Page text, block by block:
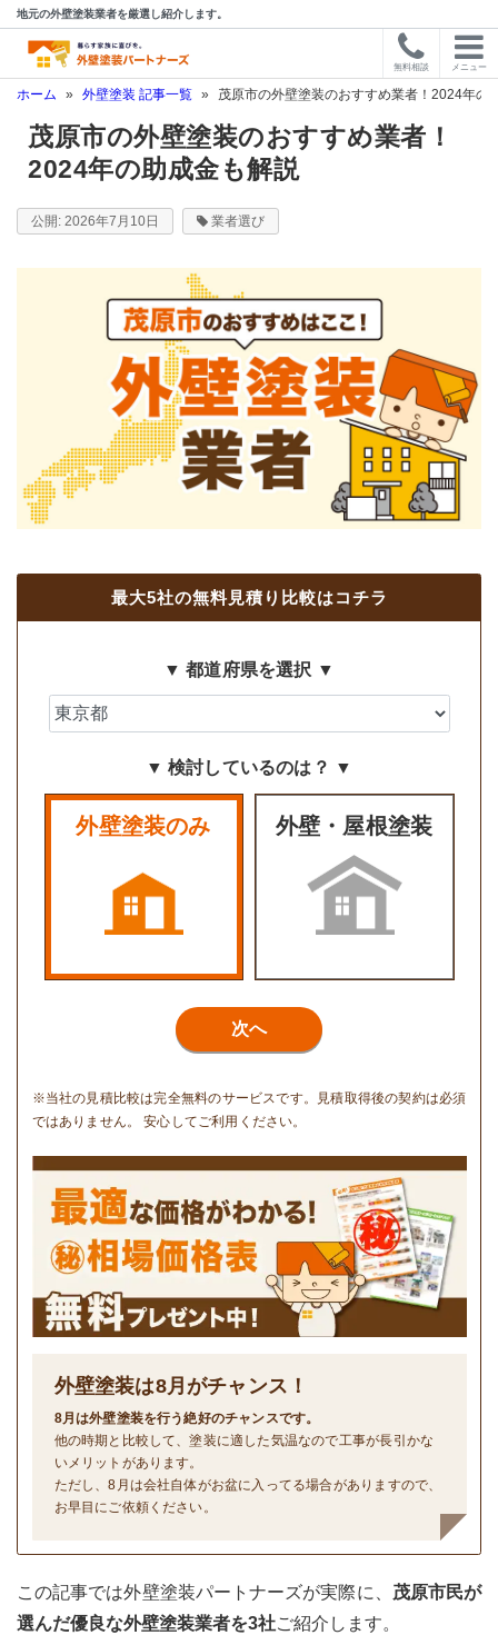
地元の外壁塗装業者を厳選し紹介します。
無料相談 メニュー
ホーム » 外壁塗装 記事一覧 » 茂原市の外壁塗装のおすすめ業者！2024年の
茂原市の外壁塗装のおすすめ業者！
2024年の助成金も解説
2026年7月10日 業者選び
最大5社の無料見積り比較はコチラ
▼ 都道府県を選択 ▼
▼ 検討しているのは？ ▼
外壁塗装のみ 外壁・屋根塗装
次へ
※当社の見積比較は完全無料のサービスです。見積取得後の契約は必須
ではありません。 安心してご利用ください。
外壁塗装は8月がチャンス！
8月は外壁塗装を行う絶好のチャンスです。
他の時期と比較して、塗装に適した気温なので工事が長引かな
いメリットがあります。
ただし、8月は会社自体がお盆に入ってる場合がありますので、
お早目にご依頼ください。
この記事では外壁塗装パートナーズが実際に、 茂原市民が
選んだ優良な外壁塗装業者を3社ご紹介します。